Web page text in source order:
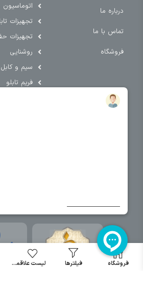
درباره ما
تماس با ما
فروشگاه
اتوماسیون
تجهیزات
تجهیزات
روشنایی
سیم و کابل
فریم تابلو
سایر دسته بندی ها
صنعتی
فروشگاه فیلترها لیست علاقمندی